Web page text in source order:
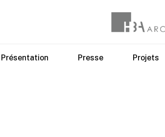
Présentation Presse Projets